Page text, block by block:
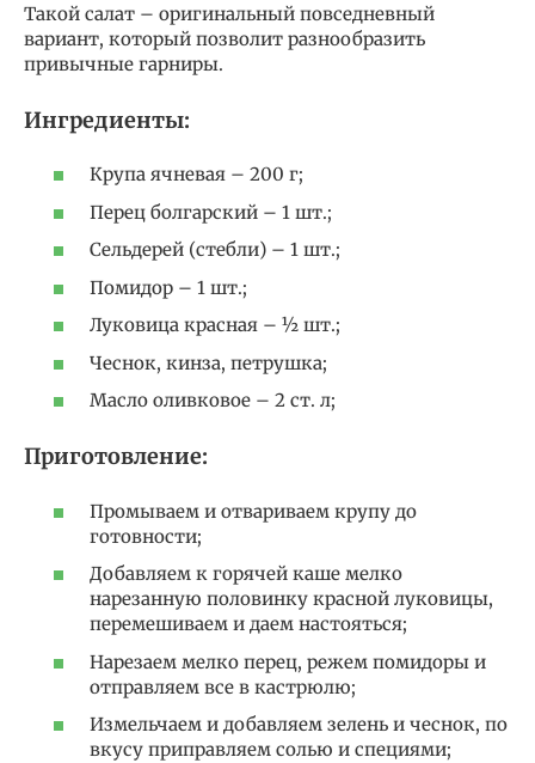
Такой салат – оригинальный повседневный
вариант, который позволит разнообразить
привычные гарниры.
Ингредиенты:
Крупа ячневая – 200 г;
Перец болгарский – 1 шт.;
Сельдерей (стебли) – 1 шт.;
Помидор – 1 шт.;
Луковица красная – ½ шт.;
Чеснок, кинза, петрушка;
Масло оливковое – 2 ст. л;
Приготовление:
Промываем и отвариваем крупу до
готовности;
Добавляем к горячей каше мелко
нарезанную половинку красной луковицы,
перемешиваем и даем настояться;
Нарезаем мелко перец, режем помидоры и
отправляем все в кастрюлю;
Измельчаем и добавляем зелень и чеснок, по
вкусу приправляем солью и специями;